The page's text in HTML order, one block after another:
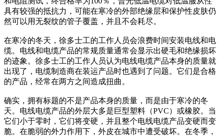
具有较强的抵抗力，可能在寒冷的外部绝缘层和保护性皮肤仍
然可以用无裂纹的管子覆盖，并且不会耗尽。
在寒冷的冬天，徐多士工的工作人员会浪费时间安装电线和电
缆。电线和电缆产品的常规质量通常会显示出硬毛和绝缘损坏
的迹象。徐多士工的工作人员认为电线电缆产品本身的质量就
出现了，电缆制造商在装运产品时也遇到了问题。它们是合格
的产品，经常在两方之间造成扭曲。
确实，拥有标题的不是产品本身的质量，而是由于寒冷的冬
天。电线电缆产品的外层大多是巨型塑料（PVC）或橡胶。当
它们小于零时，它们将变硬，并且整个电线电缆产品变硬而变
脆。在脆弱的外力作用下，外皮在城市中遭受破坏。在冬季，